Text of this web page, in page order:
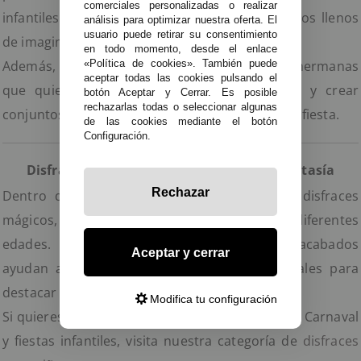
infantiles, celebraciones familiares y cumpleaños llenos
de imaginación y diversión.
Además, son ideales para grupos de amigas o hermanas
que quieren combinar personajes diferentes y crear
conjuntos divertidos y originales para cualquier fiesta.
Disfraces Infantiles con Personajes de Fantasía
Dentro de esta colección podrás encontrar disfraces
mágicos, elegantes y coloridos para niñas de diferentes
edades. Los accesorios, complementos y acabados
ayudan a crear looks más completos y visuales para
destacar en cualquier celebración.
Si quieres descubrir más modelos y estilos para Carnaval
y fiestas infantiles, visita nuestra categoría de disfraces
comerciales personalizadas o realizar
análisis para optimizar nuestra oferta. El
usuario puede retirar su consentimiento
en todo momento, desde el enlace
«Política de cookies». También puede
aceptar todas las cookies pulsando el
botón Aceptar y Cerrar. Es posible
rechazarlas todas o seleccionar algunas
de las cookies mediante el botón
Configuración.
Rechazar
Aceptar y cerrar
Modifica tu configuración